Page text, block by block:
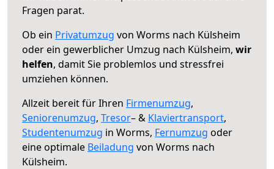
Fragen parat.
Ob ein Privatumzug von Worms nach Külsheim
oder ein gewerblicher Umzug nach Külsheim, wir
helfen, damit Sie problemlos und stressfrei
umziehen können.
Allzeit bereit für Ihren Firmenumzug,
Seniorenumzug, Tresor– & Klaviertransport,
Studentenumzug in Worms, Fernumzug oder
eine optimale Beiladung von Worms nach
Külsheim.